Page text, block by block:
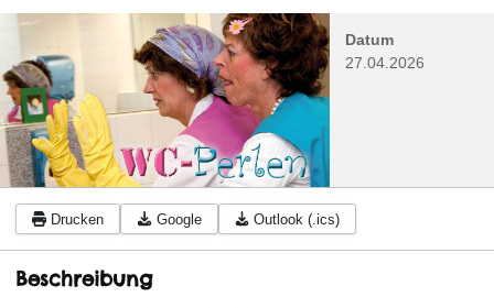
Datum
27.04.2026
Drucken Google Outlook (.ics)
Beschreibung